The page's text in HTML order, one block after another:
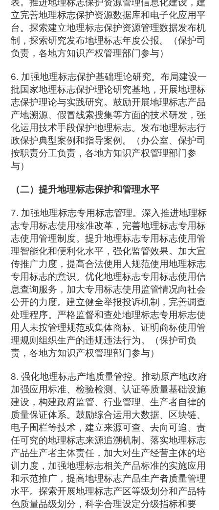
表。推进地理标志保护资源管理信息化建设，建
立完善地理标志保护资源数据库和电子化应用平
台。探索建立地理标志保护资源管理数据发布机
制，探索研究发布地理标志年度公报。（保护司
负责，各地方知识产权管理部门参与）
6. 加强地理标志保护基础理论研究。布局建设一
批国家地理标志保护理论研究基地，开展地理标
志保护理论与实践研究。鼓励开展地理标志产品
产地溯源、假冒线索搜集等方面的技术研发，强
化运用技术手段保护地理标志。发布地理标志行
政保护典型案例和指导案例。（办公室、保护司
按职责分工负责，各地方知识产权管理部门参
与）
（二）提升地理标志保护和管理水平
7. 加强地理标志专用标志管理。深入推进地理标
志专用标志使用核准改革，完善地理标志专用标
志使用管理制度。提升地理标志专用标志使用管
理智能化和便利化水平，强化监管效果。加大宣
传推广力度，提高合法使用人规范使用地理标志
专用标志的意识。优化地理标志专用标志使用信
息查询服务，加大专用标志使用监管情况向社会
公开的力度。建立健全举报投诉机制，完善调查
处理程序。严格监督和查处地理标志专用标志使
用人未按管理规范或集体商标、证明商标使用管
理规则组织生产的违规违法行为。（保护司负
责，各地方知识产权管理部门参与）
8. 强化地理标志产地质量管控。推动原产地政府
加强应用标准、检验检测、认证等质量基础设施
建设，构建政府监管、行业管理、生产者自律的
质量保证体系。鼓励综合运用大数据、区块链、
电子围栏等技术，建立来源可查、去向可追、责
任可究的地理标志来源追溯机制。落实地理标志
产品生产者主体责任，加大对生产经营主体的培
训力度，加强地理标志相关产品标准的实施应用
和示范推广，提高地理标志产品生产者质量管理
水平。探索开展地理标志产区等级划分和产品特
色质量品级划分，科学合理设定分级指标和要